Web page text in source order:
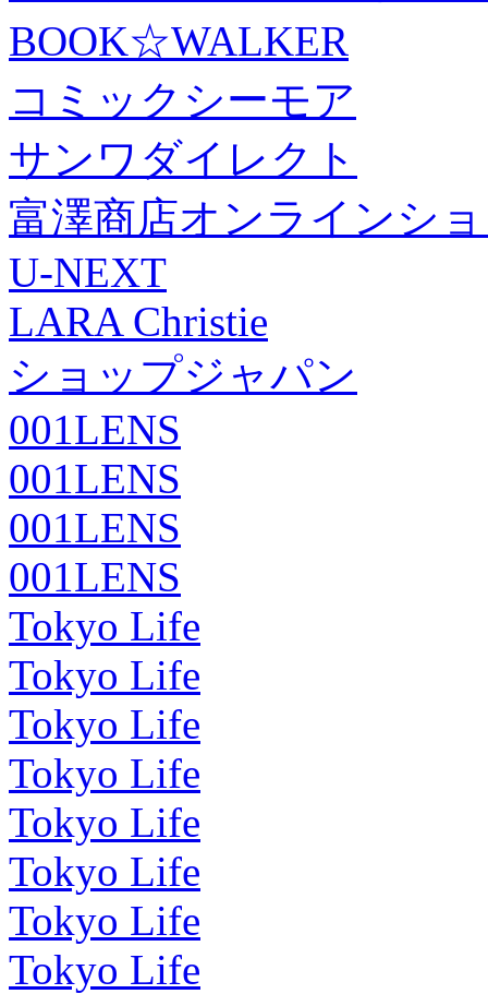
BOOK☆WALKER
コミックシーモア
サンワダイレクト
富澤商店オンラインシ
U-NEXT
LARA Christie
ショップジャパン
001LENS
001LENS
001LENS
001LENS
Tokyo Life
Tokyo Life
Tokyo Life
Tokyo Life
Tokyo Life
Tokyo Life
Tokyo Life
Tokyo Life